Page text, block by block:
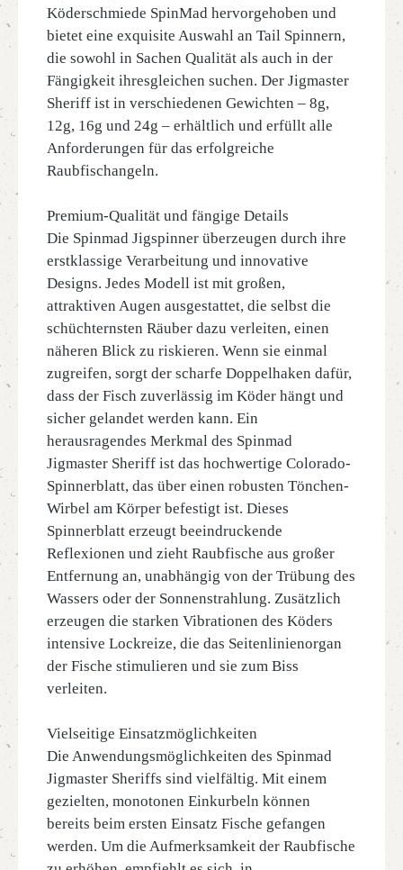
Köderschmiede SpinMad hervorgehoben und
bietet eine exquisite Auswahl an Tail Spinnern,
die sowohl in Sachen Qualität als auch in der
Fängigkeit ihresgleichen suchen. Der Jigmaster
Sheriff ist in verschiedenen Gewichten – 8g,
12g, 16g und 24g – erhältlich und erfüllt alle
Anforderungen für das erfolgreiche
Raubfischangeln.
Premium-Qualität und fängige Details
Die Spinmad Jigspinner überzeugen durch ihre
erstklassige Verarbeitung und innovative
Designs. Jedes Modell ist mit großen,
attraktiven Augen ausgestattet, die selbst die
schüchternsten Räuber dazu verleiten, einen
näheren Blick zu riskieren. Wenn sie einmal
zugreifen, sorgt der scharfe Doppelhaken dafür,
dass der Fisch zuverlässig im Köder hängt und
sicher gelandet werden kann. Ein
herausragendes Merkmal des Spinmad
Jigmaster Sheriff ist das hochwertige Colorado-
Spinnerblatt, das über einen robusten Tönchen-
Wirbel am Körper befestigt ist. Dieses
Spinnerblatt erzeugt beeindruckende
Reflexionen und zieht Raubfische aus großer
Entfernung an, unabhängig von der Trübung des
Wassers oder der Sonnenstrahlung. Zusätzlich
erzeugen die starken Vibrationen des Köders
intensive Lockreize, die das Seitenlinienorgan
der Fische stimulieren und sie zum Biss
verleiten.
Vielseitige Einsatzmöglichkeiten
Die Anwendungsmöglichkeiten des Spinmad
Jigmaster Sheriffs sind vielfältig. Mit einem
gezielten, monotonen Einkurbeln können
bereits beim ersten Einsatz Fische gefangen
werden. Um die Aufmerksamkeit der Raubfische